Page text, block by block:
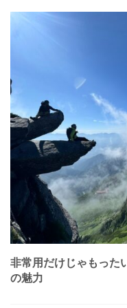
非常用だけじゃもった
の魅力